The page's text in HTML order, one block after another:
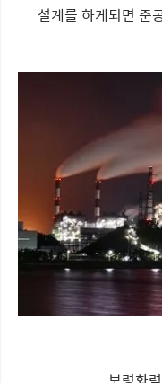
설계를 하게되면 준